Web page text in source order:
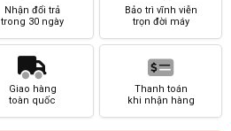
Nhận đổi trả
trong 30 ngày
Bảo trì vĩnh viễn
trọn đời máy
Giao hàng
toàn quốc
Thanh toán
khi nhận hàng